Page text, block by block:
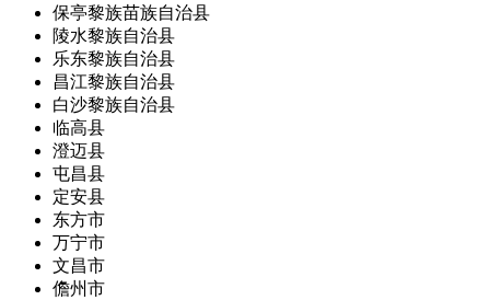
保亭黎族苗族自治县
陵水黎族自治县
乐东黎族自治县
昌江黎族自治县
白沙黎族自治县
临高县
澄迈县
屯昌县
定安县
东方市
万宁市
文昌市
儋州市